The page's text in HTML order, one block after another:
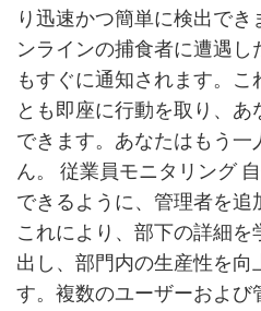
り迅速かつ簡単に検出で
ンラインの捕食者に遭遇し
もすぐに通知されます。
とも即座に行動を取り、
できます。あなたはもう
ん。 従業員モニタリング
できるように、管理者を追
これにより、部下の詳細
出し、部門内の生産性を向
す。複数のユーザーおよび